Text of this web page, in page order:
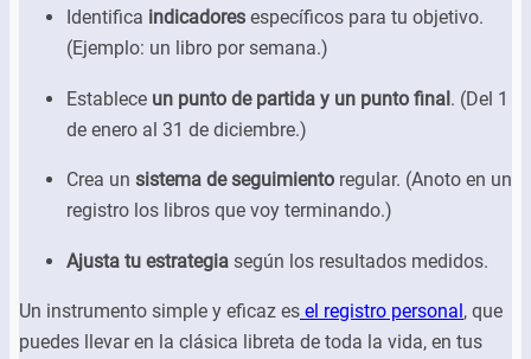
Identifica indicadores específicos para tu objetivo.
(Ejemplo: un libro por semana.)
Establece un punto de partida y un punto final. (Del 1
de enero al 31 de diciembre.)
Crea un sistema de seguimiento regular. (Anoto en un
registro los libros que voy terminando.)
Ajusta tu estrategia según los resultados medidos.
Un instrumento simple y eficaz es el registro personal, que
puedes llevar en la clásica libreta de toda la vida, en tus